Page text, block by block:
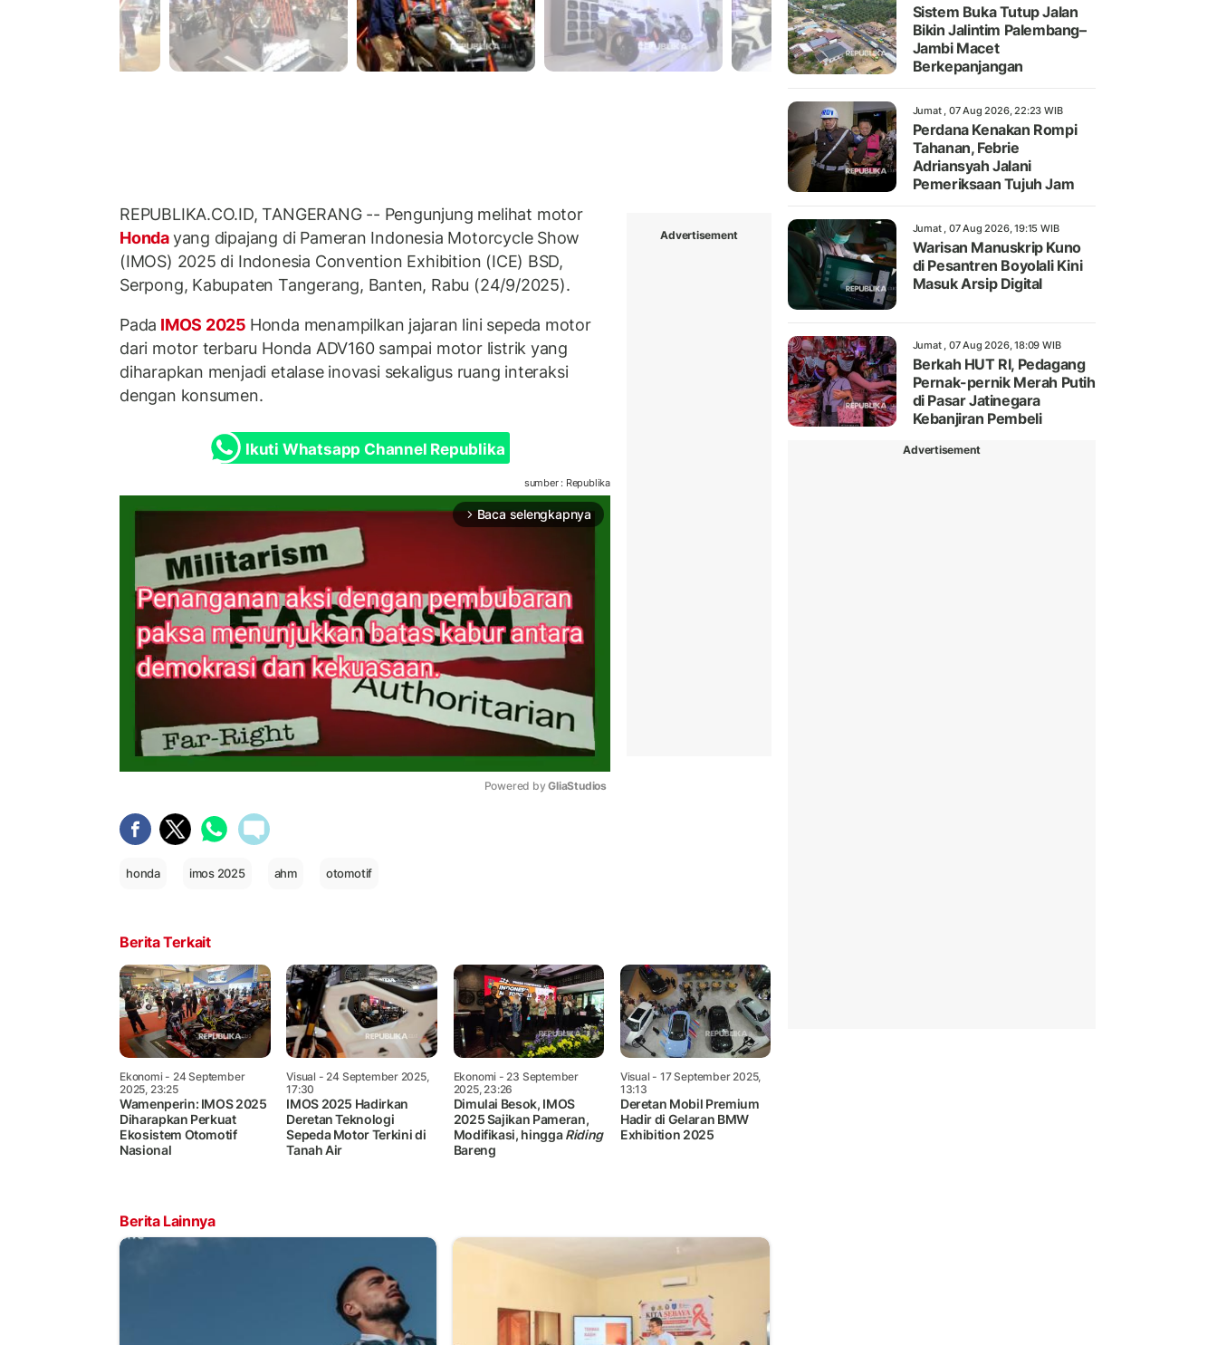
REPUBLIKA.CO.ID, TANGERANG -- Pengunjung melihat motor
Hondayang dipajang di Pameran Indonesia Motorcycle Show
(IMOS) 2025 di Indonesia Convention Exhibition (ICE) BSD,
Serpong, Kabupaten Tangerang, Banten, Rabu (24/9/2025).
Pada IMOS 2025 Honda menampilkan jajaran lini sepeda motor
dari motor terbaru Honda ADV160 sampai motor listrik yang
diharapkan menjadi etalase inovasi sekaligus ruang interaksi
dengan konsumen.
Ikuti Whatsapp Channel Republika
sumber : Republika
arrow_forward_ios Baca selengkapnya
Powered by GliaStudios
Advertisement
honda imos 2025 ahm otomotif
Berita Terkait
Ekonomi- 24 September
2025, 23:25
Wamenperin: IMOS 2025
Diharapkan Perkuat
Ekosistem Otomotif
Nasional
Visual - 24 September 2025,
17:30
IMOS 2025 Hadirkan
Deretan Teknologi
Sepeda Motor Terkini di
Tanah Air
Ekonomi - 23 September
2025, 23:26
Dimulai Besok, IMOS
2025 Sajikan Pameran,
Modifikasi, hinggaRiding
Bareng
Visual - 17 September 2025,
13:13
Deretan Mobil Premium
Hadir di Gelaran BMW
Exhibition 2025
Berita Lainnya
Sistem Buka Tutup Jalan
Bikin Jalintim Palembang–
Jambi Macet
Berkepanjangan
Jumat , 07 Aug 2026, 22:23 WIB
Perdana Kenakan Rompi
Tahanan, Febrie
Adriansyah Jalani
Pemeriksaan Tujuh Jam
Jumat , 07 Aug 2026, 19:15 WIB
Warisan Manuskrip Kuno
di Pesantren Boyolali Kini
Masuk Arsip Digital
Jumat , 07 Aug 2026, 18:09 WIB
Berkah HUT RI, Pedagang
Pernak-pernik Merah Putih
di Pasar Jatinegara
Kebanjiran Pembeli
Advertisement